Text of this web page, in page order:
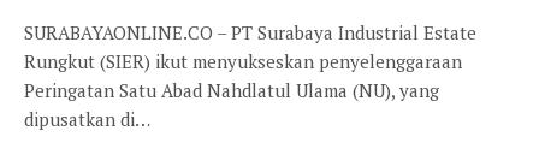
SURABAYAONLINE.CO – PT Surabaya Industrial Estate
Rungkut (SIER) ikut menyukseskan penyelenggaraan
Peringatan Satu Abad Nahdlatul Ulama (NU), yang
dipusatkan di…